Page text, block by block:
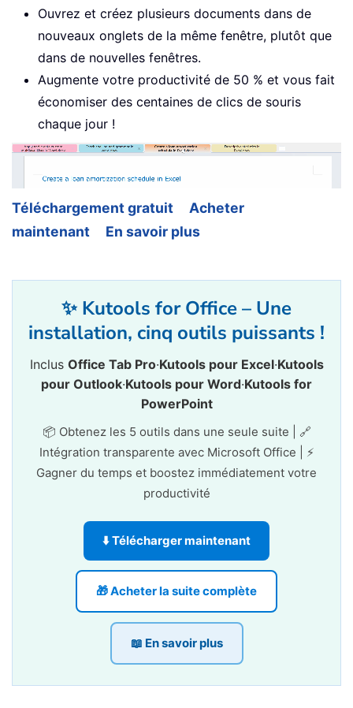
Ouvrez et créez plusieurs documents dans de
nouveaux onglets de la même fenêtre, plutôt que
dans de nouvelles fenêtres.
Augmente votre productivité de 50 % et vous fait
économiser des centaines de clics de souris
chaque jour !
Téléchargement gratuit
Acheter
maintenant
En savoir plus
✨ Kutools for Office – Une
installation, cinq outils puissants !
Inclus Office Tab Pro·Kutools pour Excel·Kutools
pour Outlook·Kutools pour Word·Kutools for
PowerPoint
📦 Obtenez les 5 outils dans une seule suite | 🔗
Intégration transparente avec Microsoft Office | ⚡
Gagner du temps et boostez immédiatement votre
productivité
⬇️ Télécharger maintenant
🎁 Acheter la suite complète
📖 En savoir plus